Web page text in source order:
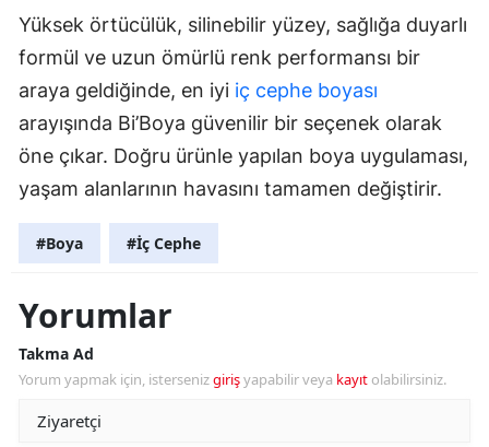
Yüksek örtücülük, silinebilir yüzey, sağlığa duyarlı
formül ve uzun ömürlü renk performansı bir
araya geldiğinde, en iyi iç cephe boyası
arayışında Bi’Boya güvenilir bir seçenek olarak
öne çıkar. Doğru ürünle yapılan boya uygulaması,
yaşam alanlarının havasını tamamen değiştirir.
#Boya #İç Cephe
Yorumlar
Takma Ad
Yorum yapmak için, istersenizgirişyapabilir veya kayıt olabilirsiniz.